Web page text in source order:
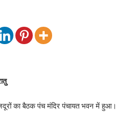
का बैठक पंच मंदिर पंचायत भवन में हुआ।